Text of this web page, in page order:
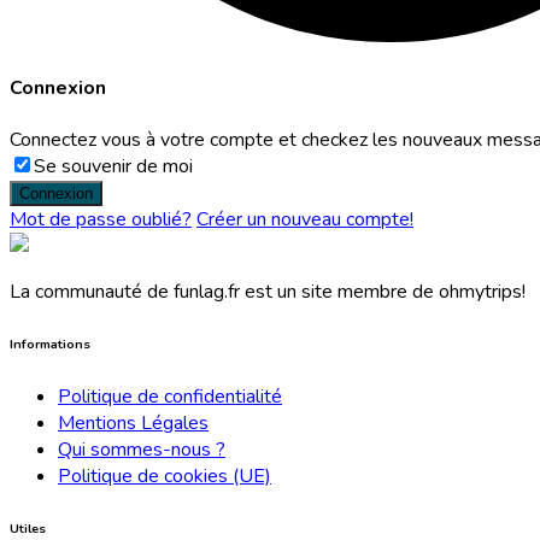
Connexion
Connectez vous à votre compte et checkez les nouveaux
Se souvenir de moi
Mot de passe oublié?Créer un nouveau compte!
La communauté de funlag.fr est un site membre de ohmytrips!
Informations
Politique de confidentialité
Mentions Légales
Qui sommes-nous ?
Politique de cookies (UE)
Utiles